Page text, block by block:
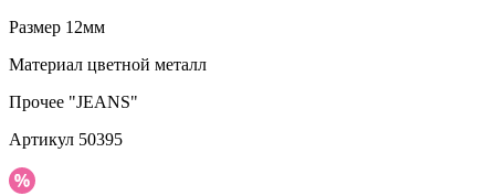
Размер 12мм
Материал цветной металл
Прочее "JEANS"
Артикул 50395